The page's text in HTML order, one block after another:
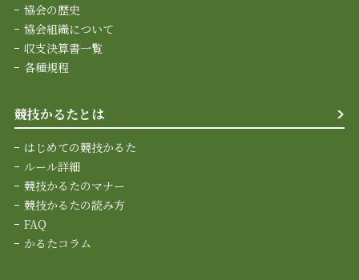
協会の歴史
協会組織について
収支決算書一覧
各種規程
競技かるたとは
はじめての競技かるた
ルール詳細
競技かるたのマナー
競技かるたの読み方
FAQ
かるたコラム